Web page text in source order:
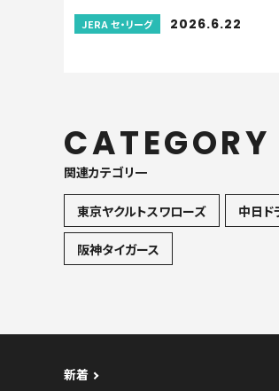
JERA セ・リーグ 2026.6.22
CATEGORY
関連カテゴリ一
東京ヤクルトスワローズ 中日ド
阪神タイガース
新着